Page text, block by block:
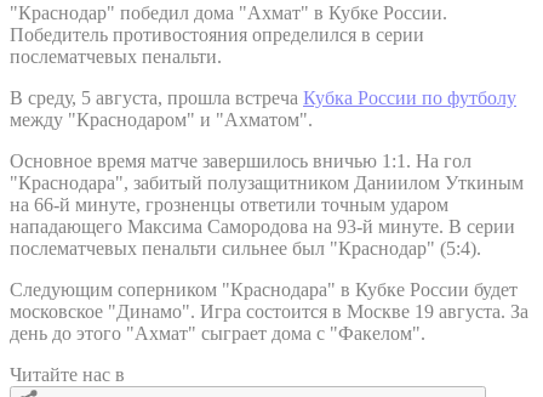
"Краснодар" победил дома "Ахмат" в Кубке России.
Победитель противостояния определился в серии
послематчевых пенальти.
В среду, 5 августа, прошла встреча Кубка России по футболу
между "Краснодаром" и "Ахматом".
Основное время матче завершилось вничью 1:1. На гол
"Краснодара", забитый полузащитником Даниилом Уткиным
на 66-й минуте, грозненцы ответили точным ударом
нападающего Максима Самородова на 93-й минуте. В серии
послематчевых пенальти сильнее был "Краснодар" (5:4).
Следующим соперником "Краснодара" в Кубке России будет
московское "Динамо". Игра состоится в Москве 19 августа. За
день до этого "Ахмат" сыграет дома с "Факелом".
Читайте нас в